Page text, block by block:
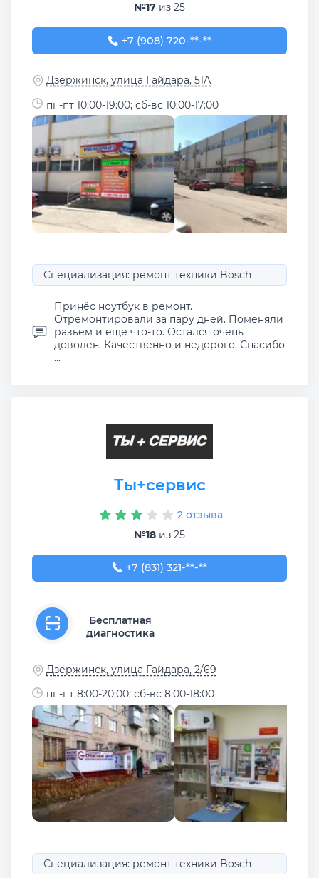
№17 из 25
+7 (908) 720-22-22
+7 (908) 720-**-**
Дзержинск, улица Гайдара, 51А
пн-пт 10:00-19:00; сб-вс 10:00-17:00
Специализация: ремонт техники Bosch
Принёс ноутбук в ремонт.
Отремонтировали за пару дней. Поменяли
разъём и ещё что-то. Остался очень
доволен. Качественно и недорого. Спасибо
...
Ты+сервис
2 отзыва
№18 из 25
+7 (831) 321-89-90
+7 (831) 321-**-**
Бесплатная
диагностика
Дзержинск, улица Гайдара, 2/69
пн-пт 8:00-20:00; сб-вс 8:00-18:00
Специализация: ремонт техники Bosch